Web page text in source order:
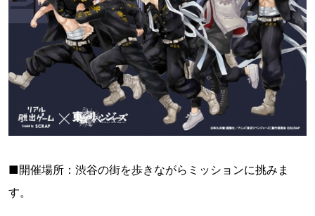
■開催場所：渋谷の街を歩きながらミッションに挑みま
す。